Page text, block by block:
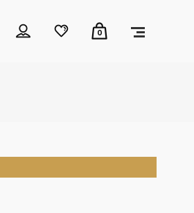
0